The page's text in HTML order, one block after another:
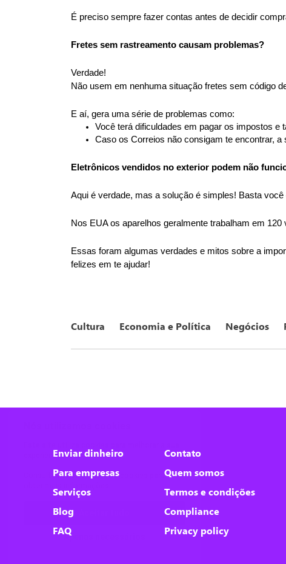
É preciso sempre fazer contas antes de decidir
Fretes sem rastreamento causam problemas?
Verdade!
Não usem em nenhuma situação fretes sem código
E aí, gera uma série de problemas como:
Você terá dificuldades em pagar os impostos e
Caso os Correios não consigam te encontrar,
Eletrônicos vendidos no exterior podem não
Aqui é verdade, mas a solução é simples! Basta
Nos EUA os aparelhos geralmente trabalham em 120
Essas foram algumas verdades e mitos sobre a
felizes em te ajudar!
Cultura Economia e Política Negócios
Enviar dinheiro
Para empresas
Serviços
Blog
FAQ
Contato
Quem somos
Termos e condições
Compliance
Privacy policy
experiência de usuário.
Consulte nossapolítica de cookies
para
Apenas necessários